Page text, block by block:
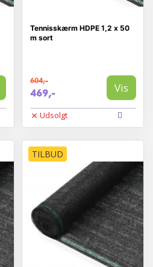
Tennisskærm HDPE 1,2 x 50
m sort
604,-
469,- Vis
Udsolgt
TILBUD